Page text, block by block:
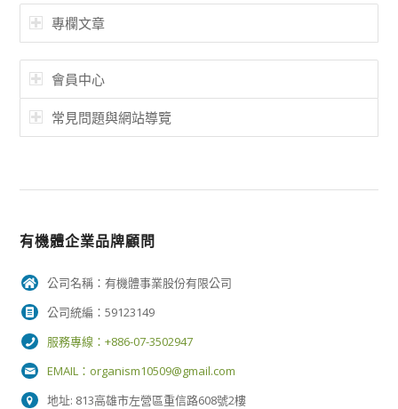
專欄文章
會員中心
常見問題與網站導覽
有機體企業品牌顧問
公司名稱：有機體事業股份有限公司
公司統編：59123149
服務專線：+886-07-3502947
EMAIL： organism10509@gmail.com
地址: 813高雄市左營區重信路608號2樓